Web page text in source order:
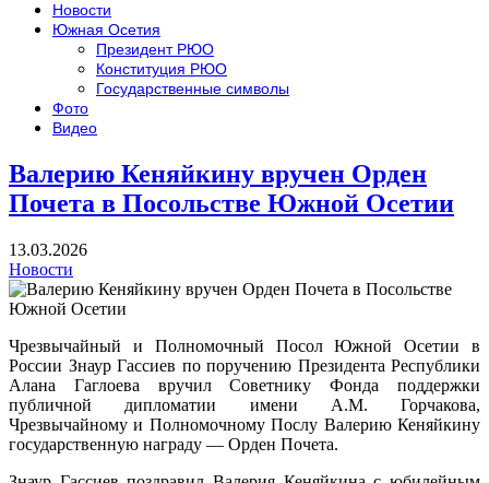
Новости
Южная Осетия
Президент РЮО
Конституция РЮО
Государственные символы
Фото
Видео
Валерию Кеняйкину вручен Орден
Почета в Посольстве Южной Осетии
13.03.2026
Новости
Чрезвычайный и Полномочный Посол Южной Осетии в
России Знаур Гассиев по поручению Президента Республики
Алана Гаглоева вручил Советнику Фонда поддержки
публичной дипломатии имени А.М. Горчакова,
Чрезвычайному и Полномочному Послу Валерию Кеняйкину
государственную награду — Орден Почета.